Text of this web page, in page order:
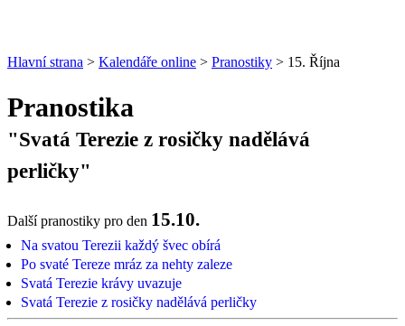
Hlavní strana > Kalendáře online > Pranostiky > 15. Října
Pranostika
"Svatá Terezie z rosičky nadělává
perličky"
Další pranostiky pro den 15.10.
Na svatou Terezii každý švec obírá
Po svaté Tereze mráz za nehty zaleze
Svatá Terezie krávy uvazuje
Svatá Terezie z rosičky nadělává perličky